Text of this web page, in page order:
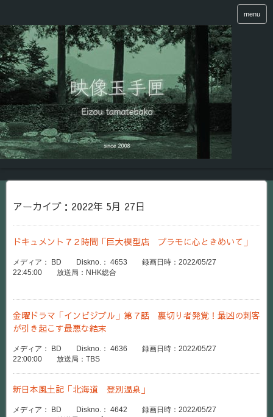
menu
アーカイブ：2022年 5月 27日
ドキュメント７２時間「巨大模型店 プラモに心ときめいて」
メディア： BD Diskno.： 4653 録画日時：2022/05/27
22:45:00 放送局：NHK総合
金曜ドラマ「インビジブル」第７話 裏切り者発覚！最凶の刺客
が引き起こす最悪な結末
メディア： BD Diskno.： 4636 録画日時：2022/05/27
22:00:00 放送局：TBS
新日本風土記「北海道 登別温泉」
メディア： BD Diskno.： 4642 録画日時：2022/05/27